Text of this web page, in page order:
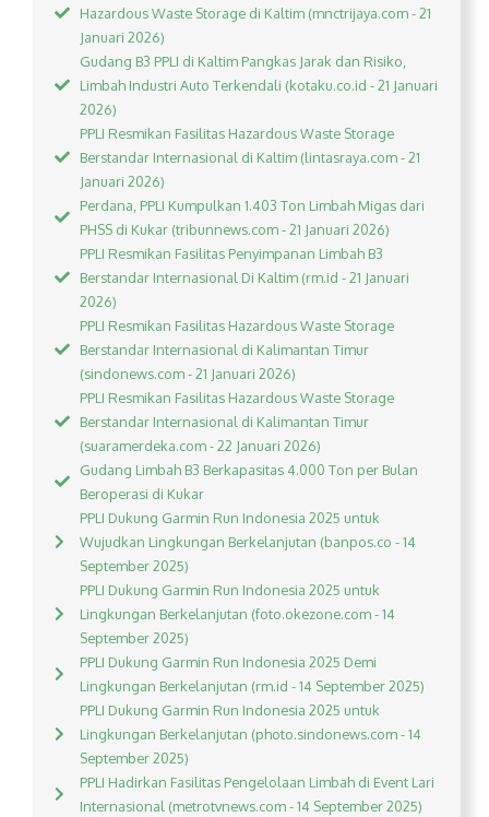
Hazardous Waste Storage di Kaltim (mnctrijaya.com - 21
Januari 2026)
Gudang B3 PPLI di Kaltim Pangkas Jarak dan Risiko,
Limbah Industri Auto Terkendali (kotaku.co.id - 21 Januari
2026)
PPLI Resmikan Fasilitas Hazardous Waste Storage
Berstandar Internasional di Kaltim (lintasraya.com - 21
Januari 2026)
Perdana, PPLI Kumpulkan 1.403 Ton Limbah Migas dari
PHSS di Kukar (tribunnews.com - 21 Januari 2026)
PPLI Resmikan Fasilitas Penyimpanan Limbah B3
Berstandar Internasional Di Kaltim (rm.id - 21 Januari
2026)
PPLI Resmikan Fasilitas Hazardous Waste Storage
Berstandar Internasional di Kalimantan Timur
(sindonews.com - 21 Januari 2026)
PPLI Resmikan Fasilitas Hazardous Waste Storage
Berstandar Internasional di Kalimantan Timur
(suaramerdeka.com - 22 Januari 2026)
Gudang Limbah B3 Berkapasitas 4.000 Ton per Bulan
Beroperasi di Kukar
PPLI Dukung Garmin Run Indonesia 2025 untuk
Wujudkan Lingkungan Berkelanjutan (banpos.co - 14
September 2025)
PPLI Dukung Garmin Run Indonesia 2025 untuk
Lingkungan Berkelanjutan (foto.okezone.com - 14
September 2025)
PPLI Dukung Garmin Run Indonesia 2025 Demi
Lingkungan Berkelanjutan (rm.id - 14 September 2025)
PPLI Dukung Garmin Run Indonesia 2025 untuk
Lingkungan Berkelanjutan (photo.sindonews.com - 14
September 2025)
PPLI Hadirkan Fasilitas Pengelolaan Limbah di Event Lari
Internasional (metrotvnews.com - 14 September 2025)